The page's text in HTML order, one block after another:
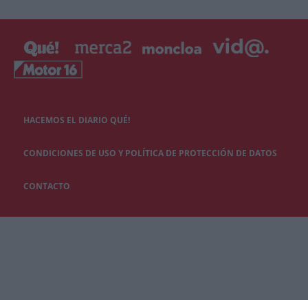
HACEMOS EL DIARIO QUÉ!
CONDICIONES DE USO Y POLÍTICA DE PROTECCIÓN DE DATOS
CONTACTO